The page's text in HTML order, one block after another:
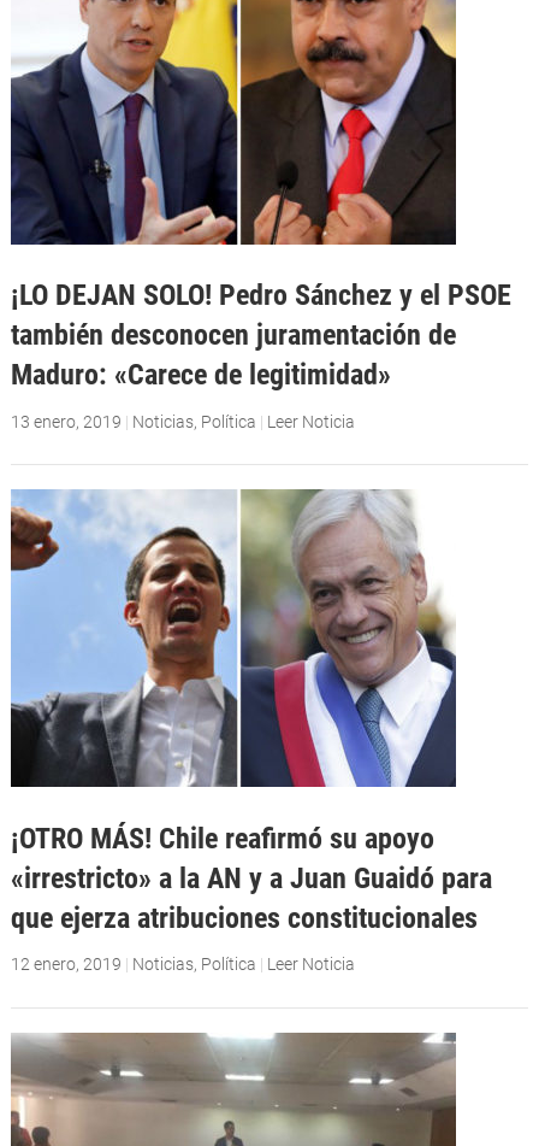
¡LO DEJAN SOLO! Pedro Sánchez y el PSOE
también desconocen juramentación de
Maduro: «Carece de legitimidad»
13 enero, 2019 | Noticias, Política | Leer Noticia
¡OTRO MÁS! Chile reafirmó su apoyo
«irrestricto» a la AN y a Juan Guaidó para
que ejerza atribuciones constitucionales
12 enero, 2019 | Noticias, Política | Leer Noticia